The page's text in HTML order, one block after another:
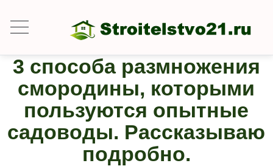
3 способа размножения
смородины, которыми
пользуются опытные
садоводы. Рассказываю
подробно.